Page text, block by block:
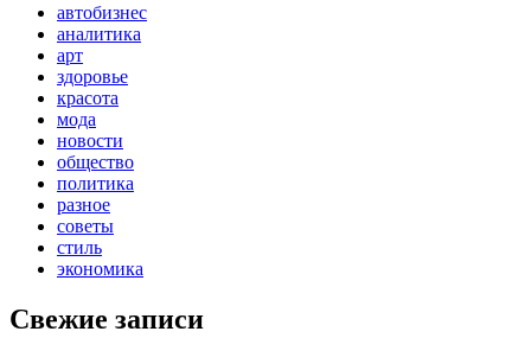
автобизнес
аналитика
арт
здоровье
красота
мода
новости
общество
политика
разное
советы
стиль
экономика
Свежие записи